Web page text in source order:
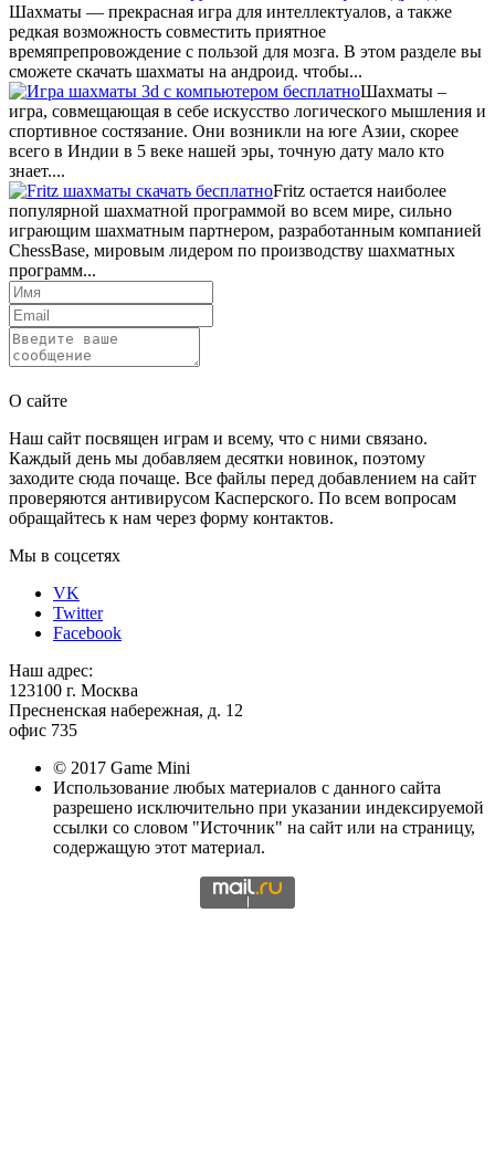
Шахматы — прекрасная игра для интеллектуалов, а также
редкая возможность совместить приятное
времяпрепровождение с пользой для мозга. В этом разделе вы
сможете скачать шахматы на андроид. чтобы...
Шахматы –
игра, совмещающая в себе искусство логического мышления и
спортивное состязание. Они возникли на юге Азии, скорее
всего в Индии в 5 веке нашей эры, точную дату мало кто
знает....
Fritz остается наиболее
популярной шахматной программой во всем мире, сильно
играющим шахматным партнером, разработанным компанией
ChessBase, мировым лидером по производству шахматных
программ...
О сайте
Наш сайт посвящен играм и всему, что с ними связано.
Каждый день мы добавляем десятки новинок, поэтому
заходите сюда почаще. Все файлы перед добавлением на сайт
проверяются антивирусом Касперского. По всем вопросам
обращайтесь к нам через форму контактов.
Мы в соцсетях
VK
Twitter
Facebook
Наш адрес:
123100 г. Москва
Пресненская набережная, д. 12
офис 735
© 2017 Game Mini
Использование любых материалов с данного сайта
разрешено исключительно при указании индексируемой
ссылки со словом "Источник" на сайт или на страницу,
содержащую этот материал.